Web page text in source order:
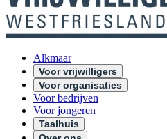
Alkmaar
Voor vrijwilligers
Voor organisaties
Voor bedrijven
Voor jongeren
Taalhuis